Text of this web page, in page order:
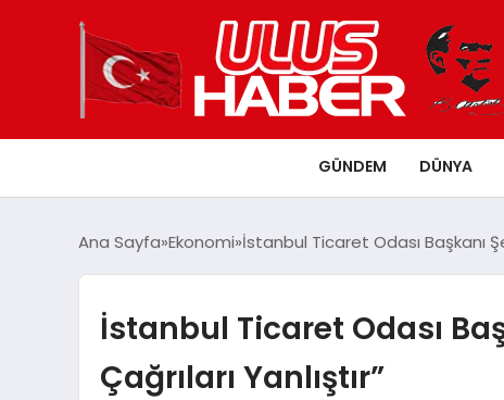
GÜNDEM DÜNYA
Ana Sayfa Ekonomi İstanbul Ticaret Odası Başkanı
İstanbul Ticaret Odası
Çağrıları Yanlıştır”